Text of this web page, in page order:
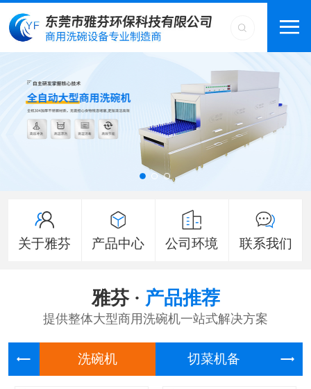
关于雅芬 产品中心 公司环境 联系我们
雅芬 · 产品推荐
提供整体大型商用洗碗机一站式解决方案
洗碗机 切菜机